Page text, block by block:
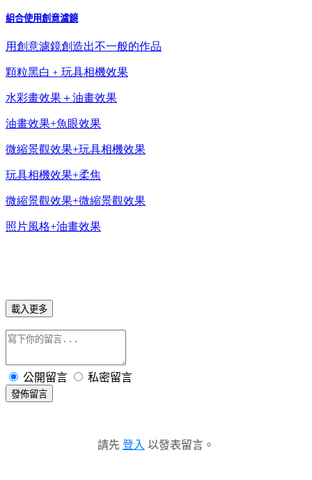
組合使用創意濾鏡
用創意濾鏡創造出不一般的作品
顆粒黑白﹢玩具相機效果
水彩畫效果＋油畫效果
油畫效果+魚眼效果
微縮景觀效果+玩具相機效果
玩具相機效果+柔焦
微縮景觀效果+微縮景觀效果
照片風格+油畫效果
載入更多
公開留言 私密留言
發佈留言
請先 登入 以發表留言。